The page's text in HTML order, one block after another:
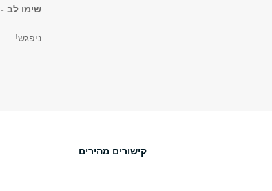
שימו לב -
ניפגש!
קישורים מהירים